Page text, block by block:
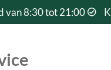
van 8:30 tot 21:00